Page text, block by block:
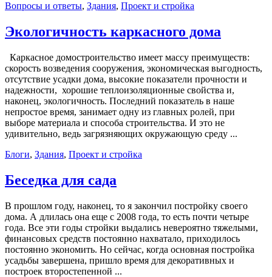
Вопросы и ответы, Здания, Проект и стройка
Экологичность каркасного дома
Каркасное домостроительство имеет массу преимуществ:
скорость возведения сооружения, экономическая выгодность,
отсутствие усадки дома, высокие показатели прочности и
надежности, хорошие теплоизоляционные свойства и,
наконец, экологичность. Последний показатель в наше
непростое время, занимает одну из главных ролей, при
выборе материала и способа строительства. И это не
удивительно, ведь загрязняющих окружающую среду ...
Блоги, Здания, Проект и стройка
Беседка для сада
В прошлом году, наконец, то я закончил постройку своего
дома. А длилась она еще с 2008 года, то есть почти четыре
года. Все эти годы стройки выдались невероятно тяжелыми,
финансовых средств постоянно нахватало, приходилось
постоянно экономить. Но сейчас, когда основная постройка
усадьбы завершена, пришло время для декоративных и
построек второстепенной ...